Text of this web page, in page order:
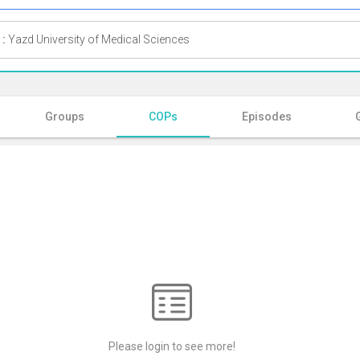
Yazd University of Medical Sciences
Groups COPs Episodes
Please login to see more!